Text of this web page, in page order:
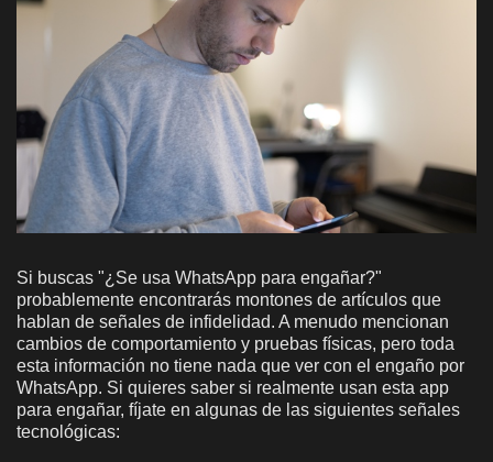
Si buscas "¿Se usa WhatsApp para engañar?"
probablemente encontrarás montones de artículos que
hablan de señales de infidelidad. A menudo mencionan
cambios de comportamiento y pruebas físicas, pero toda
esta información no tiene nada que ver con el engaño por
WhatsApp. Si quieres saber si realmente usan esta app
para engañar, fíjate en algunas de las siguientes señales
tecnológicas: